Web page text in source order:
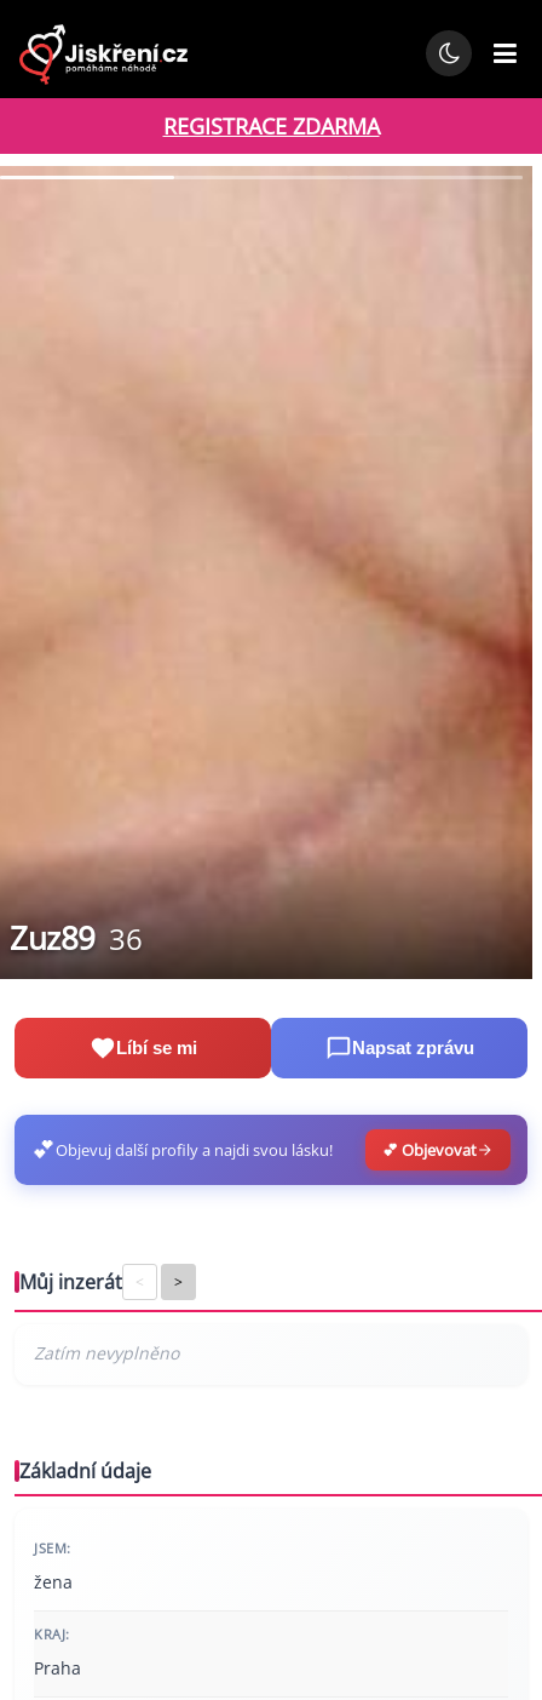
REGISTRACE ZDARMA
Zuz89 36
Líbí se mi Napsat zprávu
💕Objevuj další profily a najdi svou lásku! 💕 Objevovat
Můj inzerát < >
Základní údaje
JSEM:
žena
KRAJ:
Praha